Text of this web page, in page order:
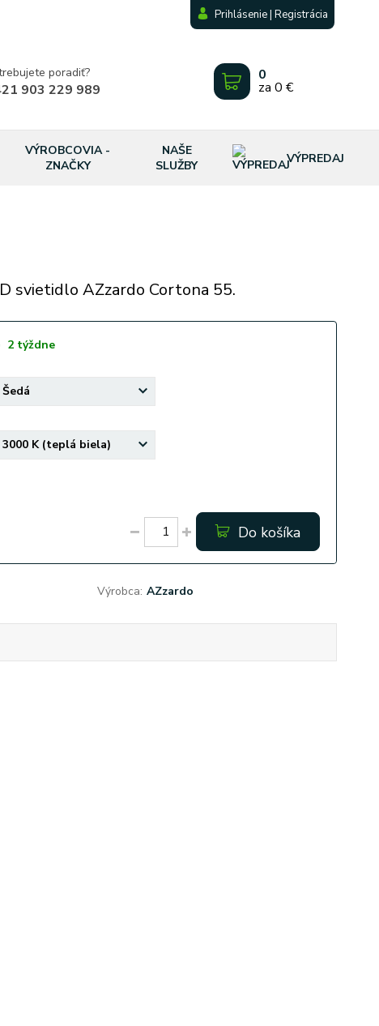
Prihlásenie | Registrácia
poradiť?
903 229 989
0
za 0 €
VÝROBCOVIA -
ZNAČKY
NAŠE
SLUŽBY
VÝPREDAJ
svietidlo AZzardo Cortona 55.
2 týždne
Do košíka
Výrobca: AZzardo